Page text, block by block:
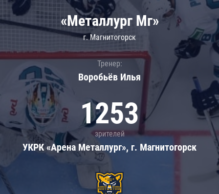
«Металлург Мг»
г. Магнитогорск
Тренер:
Воробьёв Илья
1253
зрителей
УКРК «Арена Металлург», г. Магнитогорск